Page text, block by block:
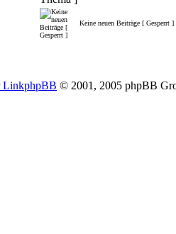
Keine neuen Beiträge [ Gesperrt ]
phpBB © 2001, 2005 phpBB